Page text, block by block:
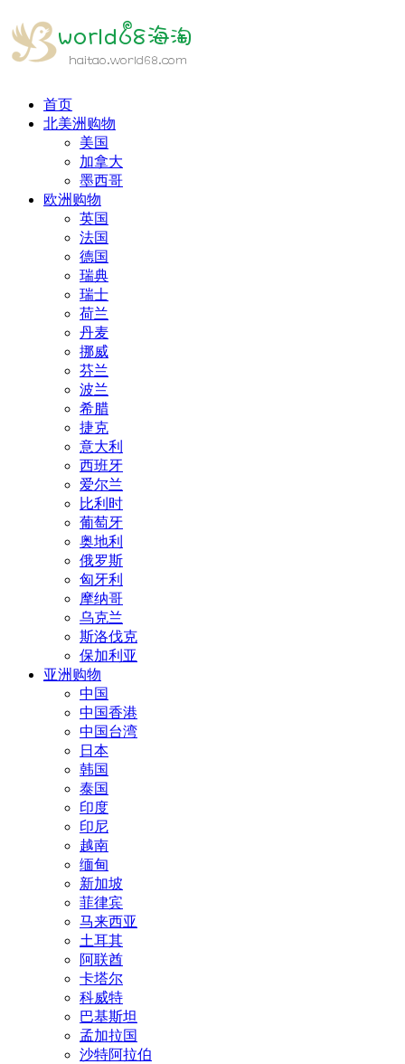
首页
北美洲购物
美国
加拿大
墨西哥
欧洲购物
英国
法国
德国
瑞典
瑞士
荷兰
丹麦
挪威
芬兰
波兰
希腊
捷克
意大利
西班牙
爱尔兰
比利时
葡萄牙
奥地利
俄罗斯
匈牙利
摩纳哥
乌克兰
斯洛伐克
保加利亚
亚洲购物
中国
中国香港
中国台湾
日本
韩国
泰国
印度
印尼
越南
缅甸
新加坡
菲律宾
马来西亚
土耳其
阿联酋
卡塔尔
科威特
巴基斯坦
孟加拉国
沙特阿拉伯